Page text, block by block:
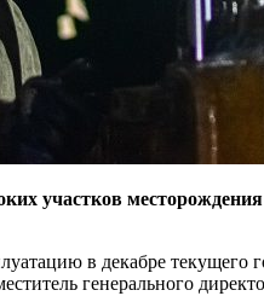
участков
в декабре текущего
генерального